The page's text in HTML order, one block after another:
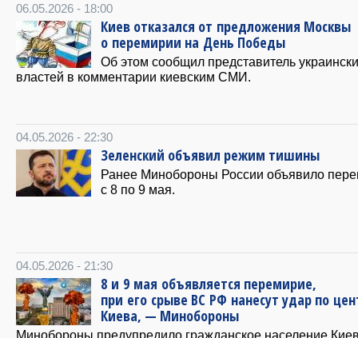
06.05.2026 - 18:00
Киев отказался от предложения Москвы
о перемирии на День Победы
Об этом сообщил представитель
властей в комментарии киевским СМИ.
04.05.2026 - 22:30
Зеленский объявил режим тишины
Ранее Минобороны России объявило
с 8 по 9 мая.
04.05.2026 - 21:30
8 и 9 мая объявляется перемирие,
при его срыве ВС РФ нанесут удар по
Киева, — Минобороны
Минобороны предупредило гражданское население